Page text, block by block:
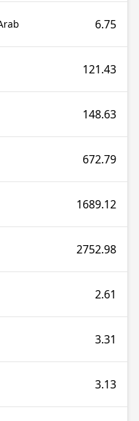
6.75
121.43
148.63
672.79
1689.12
2752.98
2.61
3.31
3.13